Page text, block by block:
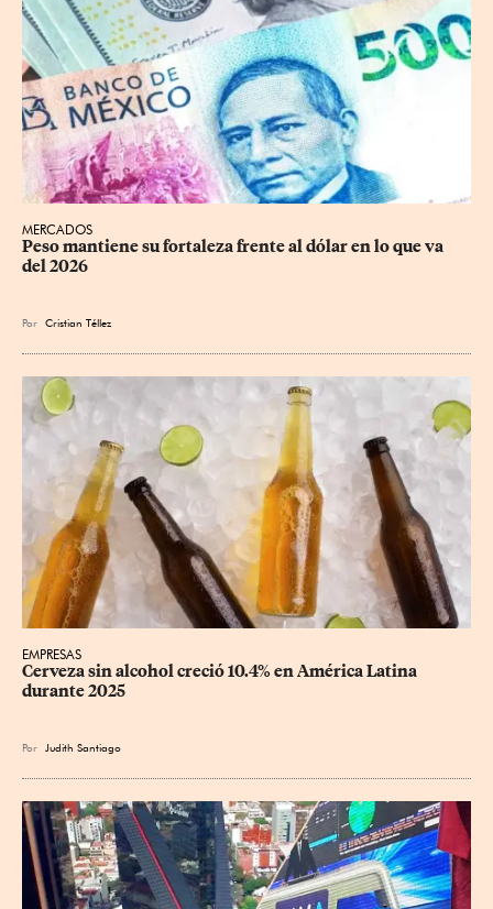
MERCADOS
Peso mantiene su fortaleza frente al dólar en lo que va
del 2026
Por Cristian Téllez
EMPRESAS
Cerveza sin alcohol creció 10.4% en América Latina
durante 2025
Por Judith Santiago